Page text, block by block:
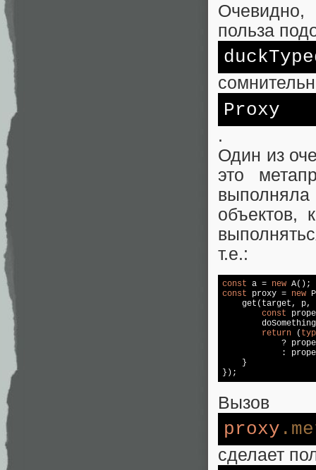
Очевидно,
польза
Proxy
.
Один из
это
объектов,
т.е.:
const a = new
const proxy = new
get(target, p,
const
return (
?
:
    }
});
Вызов
proxy
сделает